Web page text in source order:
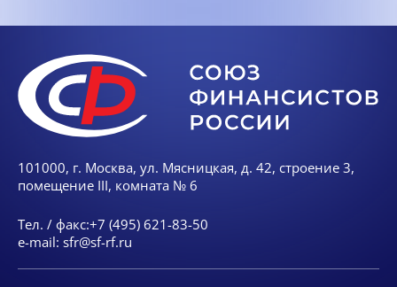
101000, г. Москва, ул. Мясницкая, д. 42, строение 3,
помещение III, комната № 6
Тел. / факс:+7 (495) 621-83-50
e-mail: sfr@sf-rf.ru